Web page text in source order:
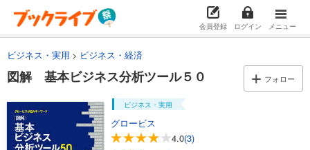
会員登録 ログイン メニュー
ビジネス・実用 ビジネス・経済
図解 基本ビジネス分析ツール５０ フォロー
ビジネス・実用
グロービス
4.0(3)